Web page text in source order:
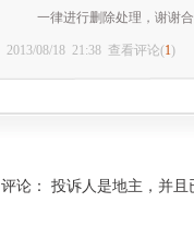
一律进行删除处理，谢谢
2013/08/18 21:38 查看评论(1)
评论 ： 投诉人是地主，并